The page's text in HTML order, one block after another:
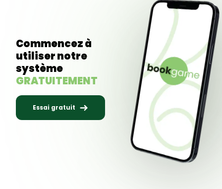
Commencez à
utiliser notre
système
GRATUITEMENT
Essai gratuit